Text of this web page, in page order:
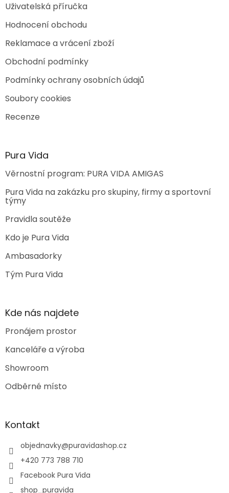
Uživatelská příručka
Hodnocení obchodu
Reklamace a vrácení zboží
Obchodní podmínky
Podmínky ochrany osobních údajů
Soubory cookies
Recenze
Pura Vida
Věrnostní program: PURA VIDA AMIGAS
Pura Vida na zakázku pro skupiny, firmy a sportovní
týmy
Pravidla soutěže
Kdo je Pura Vida
Ambasadorky
Tým Pura Vida
Kde nás najdete
Pronájem prostor
Kanceláře a výroba
Showroom
Odběrné místo
Kontakt
objednavky@puravidashop.cz
+420 773 788 710
Facebook Pura Vida
shop_puravida